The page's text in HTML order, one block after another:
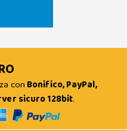
con Bonifico, PayPal,
sicuro 128bit.